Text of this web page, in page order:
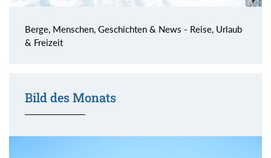
Berge, Menschen, Geschichten & News - Reise, Urlaub
& Freizeit
Bild des Monats